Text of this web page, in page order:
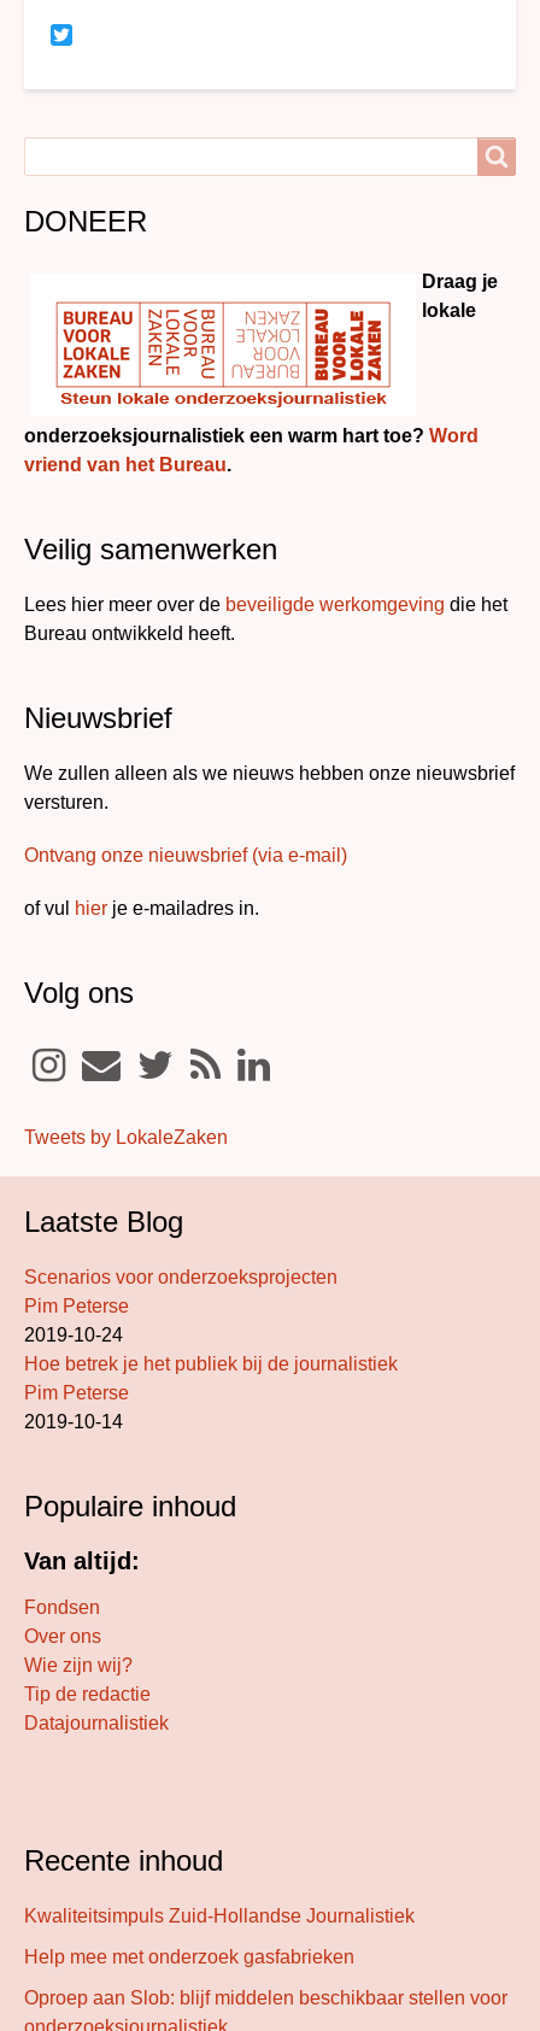
DONEER
Draag je
lokale
onderzoeksjournalistiek een warm hart toe? Word
vriend van het Bureau.
Veilig samenwerken
Lees hier meer over de beveiligde werkomgeving die het
Bureau ontwikkeld heeft.
Nieuwsbrief
We zullen alleen als we nieuws hebben onze nieuwsbrief
versturen.
Ontvang onze nieuwsbrief (via e-mail)
of vul hier je e-mailadres in.
Volg ons
Tweets by LokaleZaken
Laatste Blog
Scenarios voor onderzoeksprojecten
Pim Peterse
2019-10-24
Hoe betrek je het publiek bij de journalistiek
Pim Peterse
2019-10-14
Populaire inhoud
Van altijd:
Fondsen
Over ons
Wie zijn wij?
Tip de redactie
Datajournalistiek
Recente inhoud
Kwaliteitsimpuls Zuid-Hollandse Journalistiek
Help mee met onderzoek gasfabrieken
Oproep aan Slob: blijf middelen beschikbaar stellen voor